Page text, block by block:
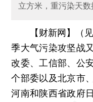
立方米，重污染天
【财新网】（
季大气污染攻坚战
改委、工信部、公
个部委以及北京市
河南和陕西省政府